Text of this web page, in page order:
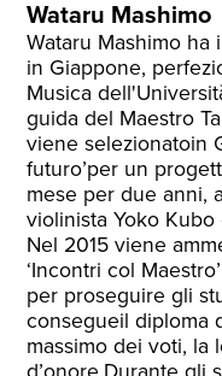
Wataru Mashimo
Wataru Mashimo
in Giappone,
Musica
guida del Maestro
viene selezionatoin
futuro’per un
mese per due anni,
violinista Yoko
Nel 2015 viene
‘Incontri col
per proseguire gli
consegueil diploma
massimo dei voti, la